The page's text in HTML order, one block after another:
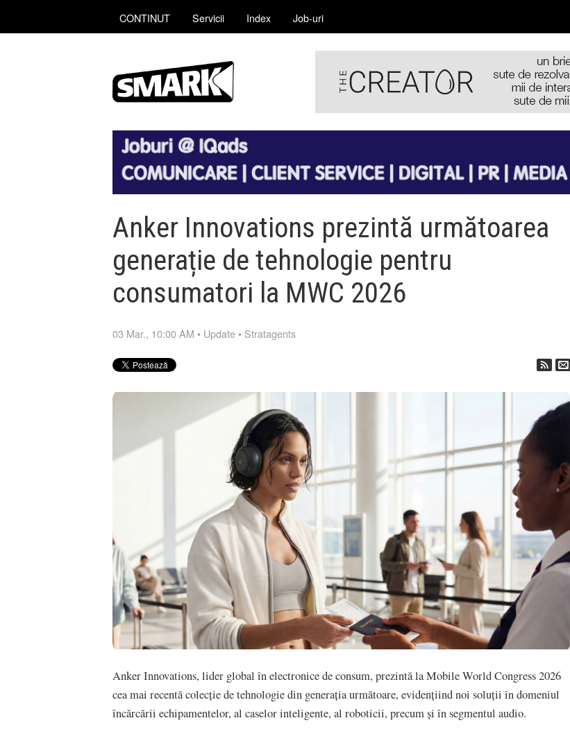
CONTINUT Servicii Index Job-uri
Anker Innovations prezintă următoarea
generație de tehnologie pentru
consumatori la MWC 2026
03 Mar., 10:00 AM • Update • Stratagents
Anker Innovations, lider global în electronice de consum, prezintă la Mobile World Congress 2026
cea mai recentă colecție de tehnologie din generația următoare, evidențiind noi soluții în domeniul
încărcării echipamentelor, al caselor inteligente, al roboticii, precum și în segmentul audio.